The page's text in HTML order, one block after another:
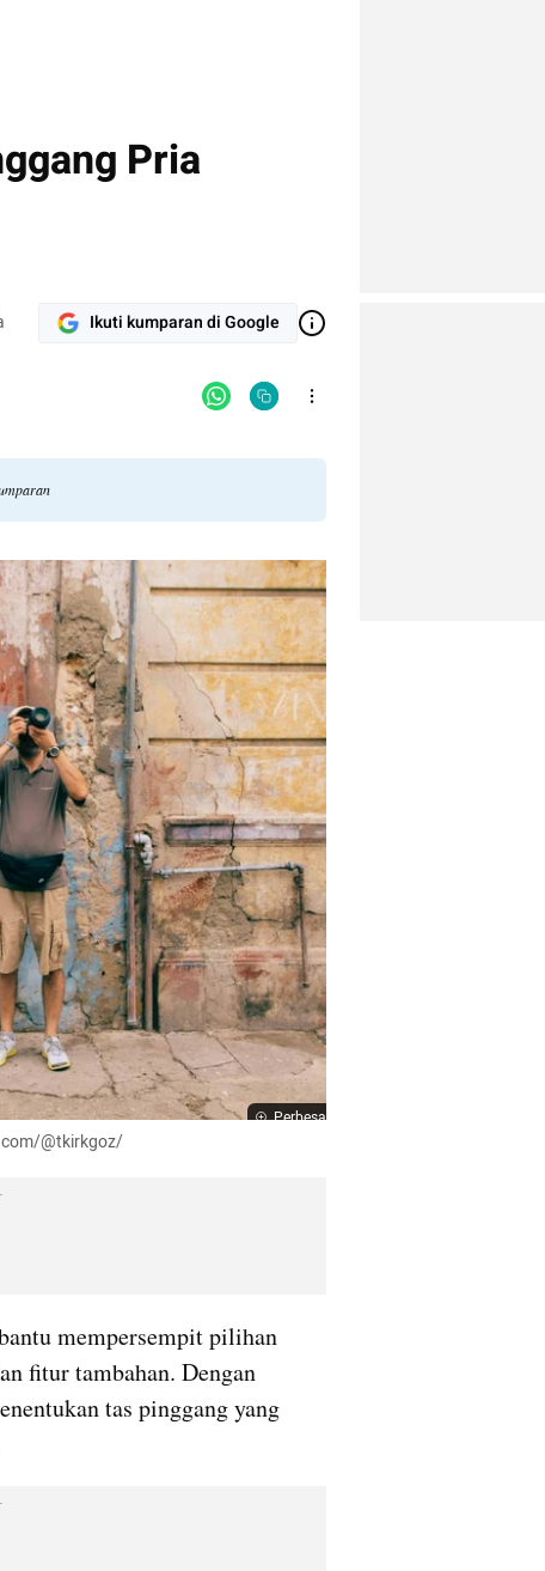
Pria
Ikuti kumparan di Google
Perbesar
@tkirkgoz/
mempersempit pilihan
fitur tambahan. Dengan
tas pinggang yang